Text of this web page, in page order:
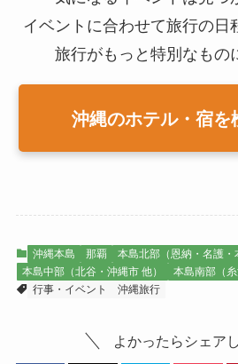
イベントに合わせて旅行の日
旅行がもっと特別なもの
沖縄のホテル・宿を
沖縄本島 那覇
本島北部（恩納・名護・
本島中部（北谷・沖縄市 他）
本島南部（糸
行事・イベント
沖縄旅行
よかったらシェア